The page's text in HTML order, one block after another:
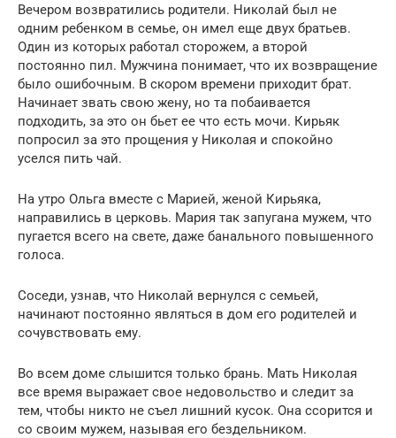
Вечером возвратились родители. Николай был не
одним ребенком в семье, он имел еще двух братьев.
Один из которых работал сторожем, а второй
постоянно пил. Мужчина понимает, что их возвращение
было ошибочным. В скором времени приходит брат.
Начинает звать свою жену, но та побаивается
подходить, за это он бьет ее что есть мочи. Кирьяк
попросил за это прощения у Николая и спокойно
уселся пить чай.
На утро Ольга вместе с Марией, женой Кирьяка,
направились в церковь. Мария так запугана мужем, что
пугается всего на свете, даже банального повышенного
голоса.
Соседи, узнав, что Николай вернулся с семьей,
начинают постоянно являться в дом его родителей и
сочувствовать ему.
Во всем доме слышится только брань. Мать Николая
все время выражает свое недовольство и следит за
тем, чтобы никто не съел лишний кусок. Она ссорится и
со своим мужем, называя его бездельником.